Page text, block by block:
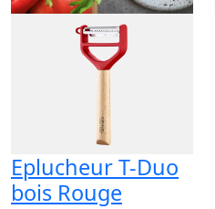
Eplucheur T-Duo
bois Rouge